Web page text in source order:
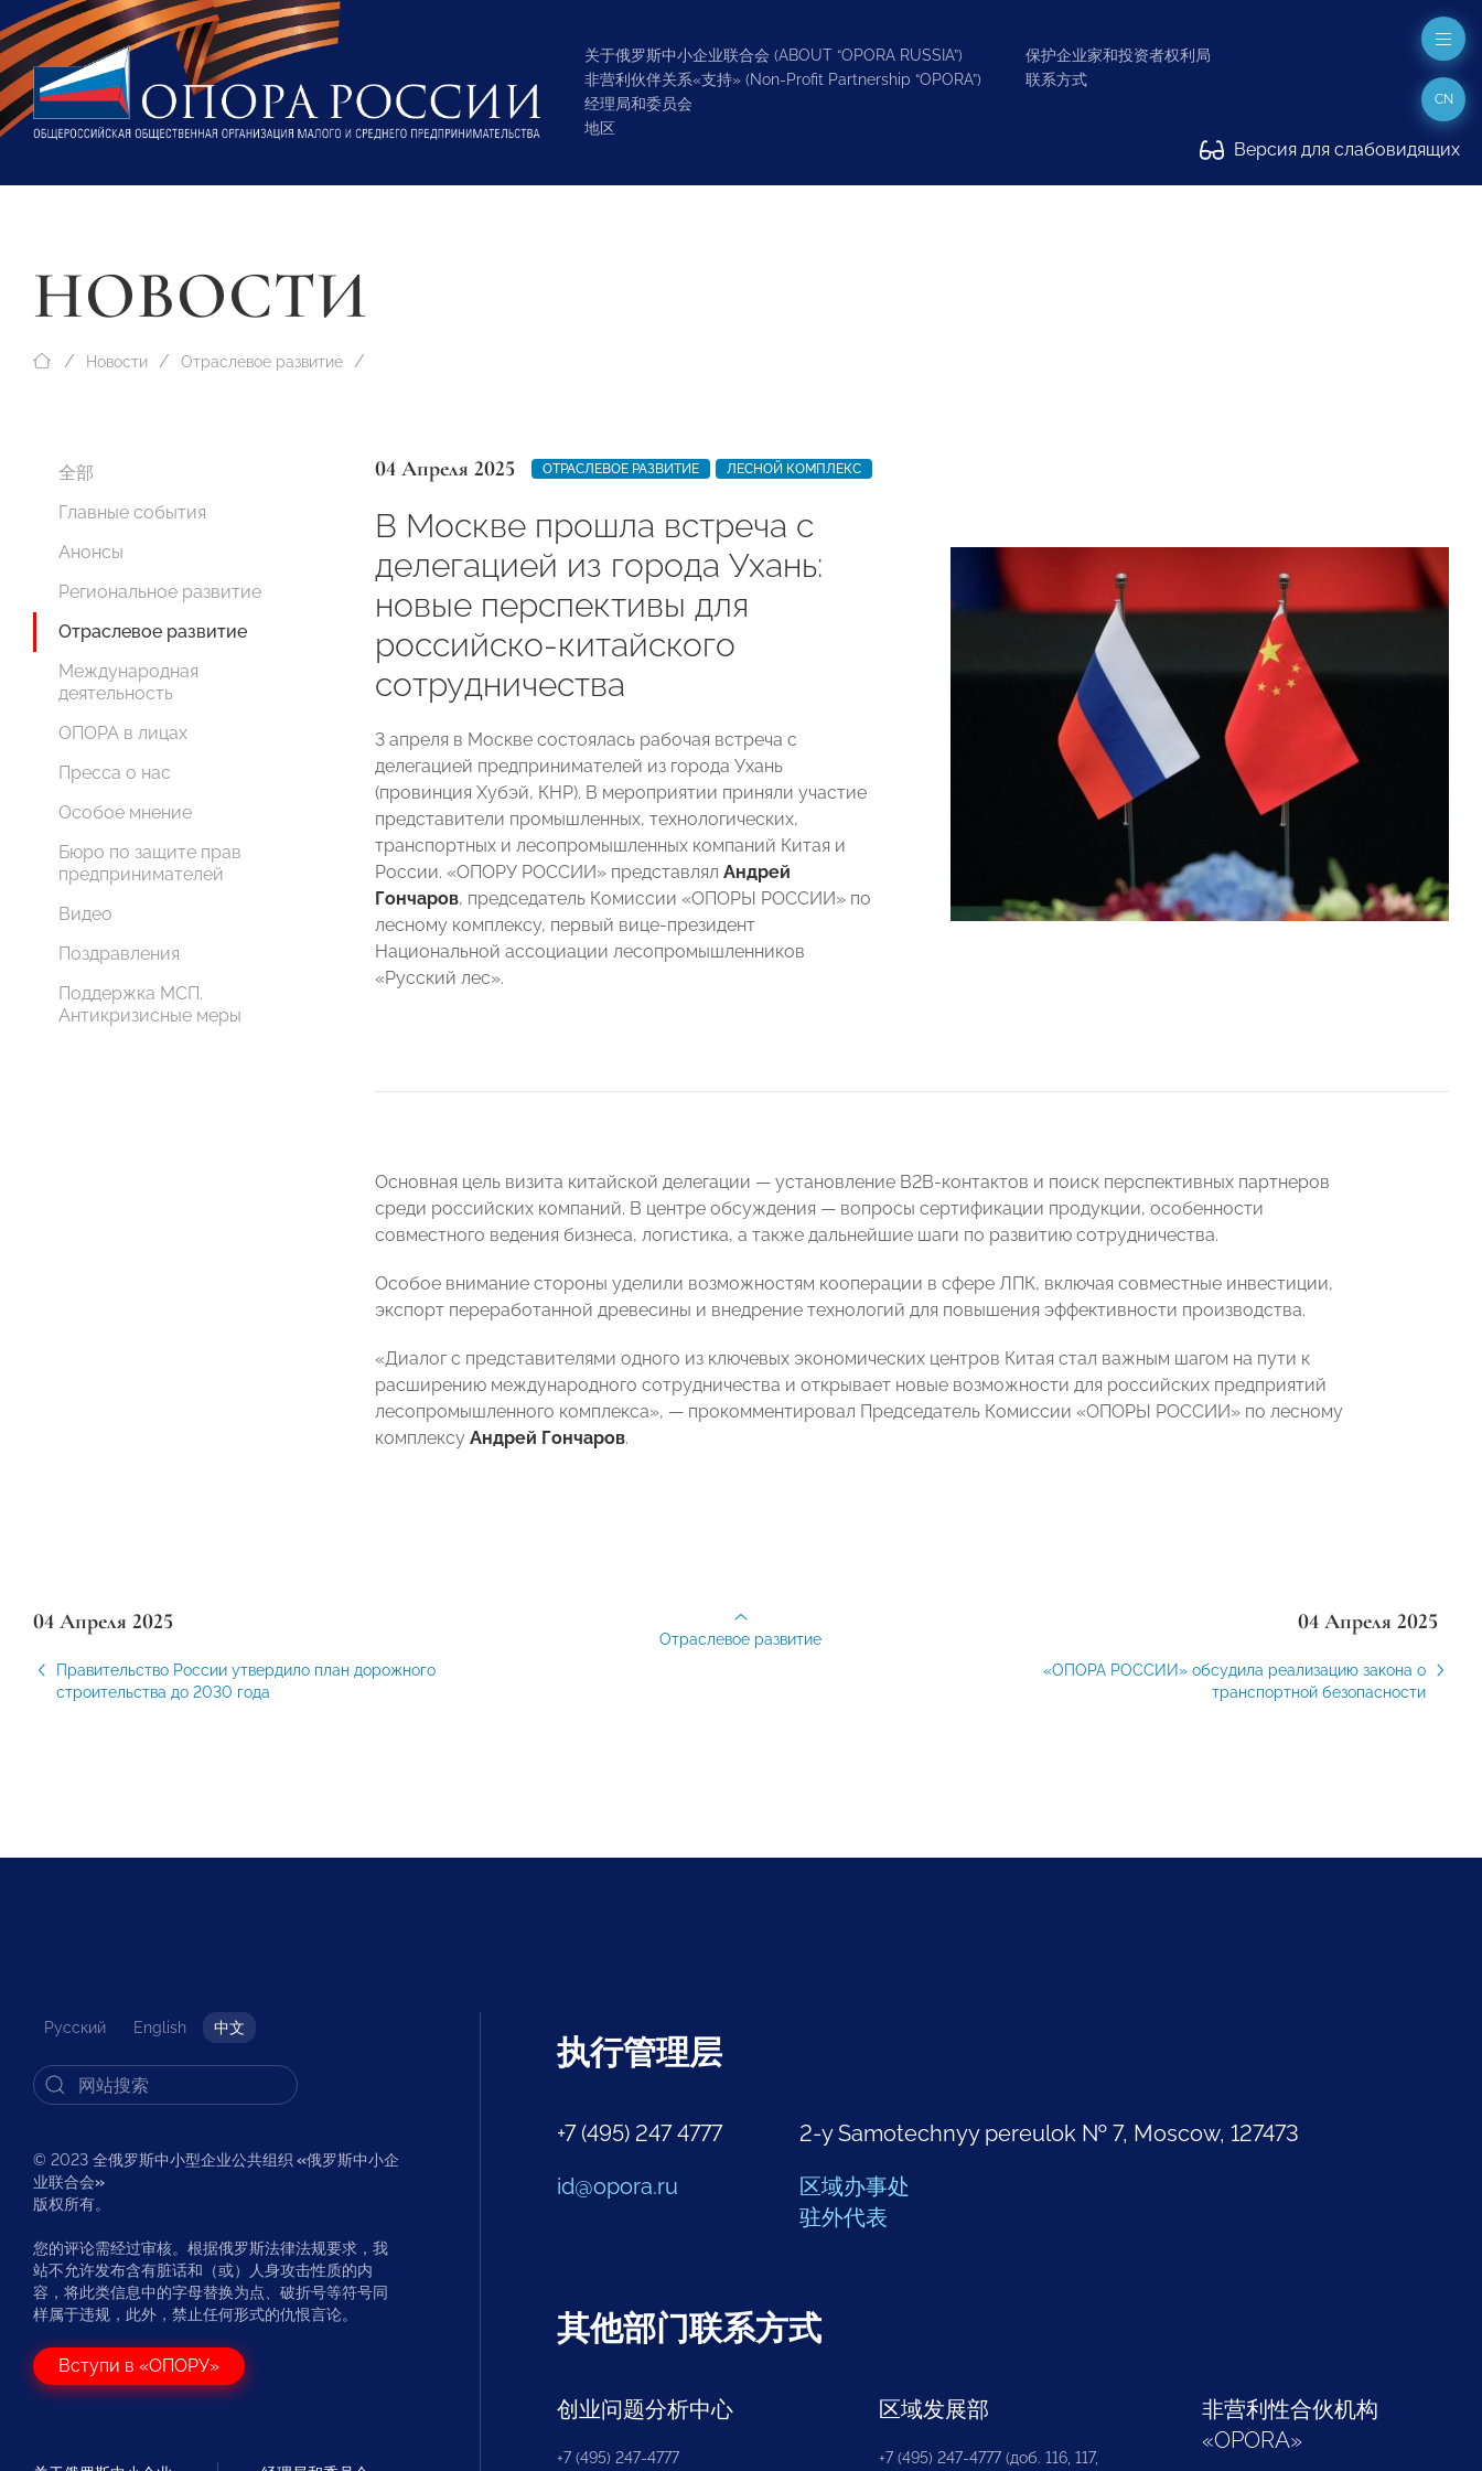
关于俄罗斯中小企业联合会 (ABOUT “OPORA RUSSIA”)
非营利伙伴关系«支持» (Non-Profit Partnership “OPORA”)
经理局和委员会
地区
保护企业家和投资者权利局
联系方式
Версия для слабовидящих
CN
НОВОСТИ
Новости Отраслевое развитие
全部
Главные события
Анонсы
Региональное развитие
Отраслевое развитие
Международная
деятельность
ОПОРА в лицах
Пресса о нас
Особое мнение
Бюро по защите прав
предпринимателей
Видео
Поздравления
Поддержка МСП.
Антикризисные меры
04 Апреля 2025 ОТРАСЛЕВОЕ РАЗВИТИЕ ЛЕСНОЙ КОМПЛЕКС
В Москве прошла встреча с
делегацией из города Ухань:
новые перспективы для
российско-китайского
сотрудничества
3 апреля в Москве состоялась рабочая встреча с
делегацией предпринимателей из города Ухань
(провинция Хубэй, КНР). В мероприятии приняли участие
представители промышленных, технологических,
транспортных и лесопромышленных компаний Китая и
России. «ОПОРУ РОССИИ» представлял Андрей
Гончаров, председатель Комиссии «ОПОРЫ РОССИИ» по
лесному комплексу, первый вице-президент
Национальной ассоциации лесопромышленников
«Русский лес».
Основная цель визита китайской делегации — установление B2B-контактов и поиск перспективных партнеров
среди российских компаний. В центре обсуждения — вопросы сертификации продукции, особенности
совместного ведения бизнеса, логистика, а также дальнейшие шаги по развитию сотрудничества.
Особое внимание стороны уделили возможностям кооперации в сфере ЛПК, включая совместные инвестиции,
экспорт переработанной древесины и внедрение технологий для повышения эффективности производства.
«Диалог с представителями одного из ключевых экономических центров Китая стал важным шагом на пути к
расширению международного сотрудничества и открывает новые возможности для российских предприятий
лесопромышленного комплекса», — прокомментировал Председатель Комиссии «ОПОРЫ РОССИИ» по лесному
комплексу Андрей Гончаров.
04 Апреля 2025
Правительство России утвердило план дорожного
строительства до 2030 года
04 Апреля 2025
«ОПОРА РОССИИ» обсудила реализацию закона о
транспортной безопасности
Отраслевое развитие
Русский English 中文
© 2023 全俄罗斯中小型企业公共组织 «俄罗斯中小企
业联合会»
版权所有。
您的评论需经过审核。根据俄罗斯法律法规要求，我
站不允许发布含有脏话和（或）人身攻击性质的内
容，将此类信息中的字母替换为点、破折号等符号同
样属于违规，此外，禁止任何形式的仇恨言论。
Вступи в «ОПОРУ»
执行管理层
+7 (495) 247 4777
id@opora.ru
2-y Samotechnyy pereulok № 7, Moscow, 127473
区域办事处
驻外代表
其他部门联系方式
创业问题分析中心
+7 (495) 247-4777
区域发展部
+7 (495) 247-4777 (доб. 116, 117,
非营利性合伙机构
«OPORA»